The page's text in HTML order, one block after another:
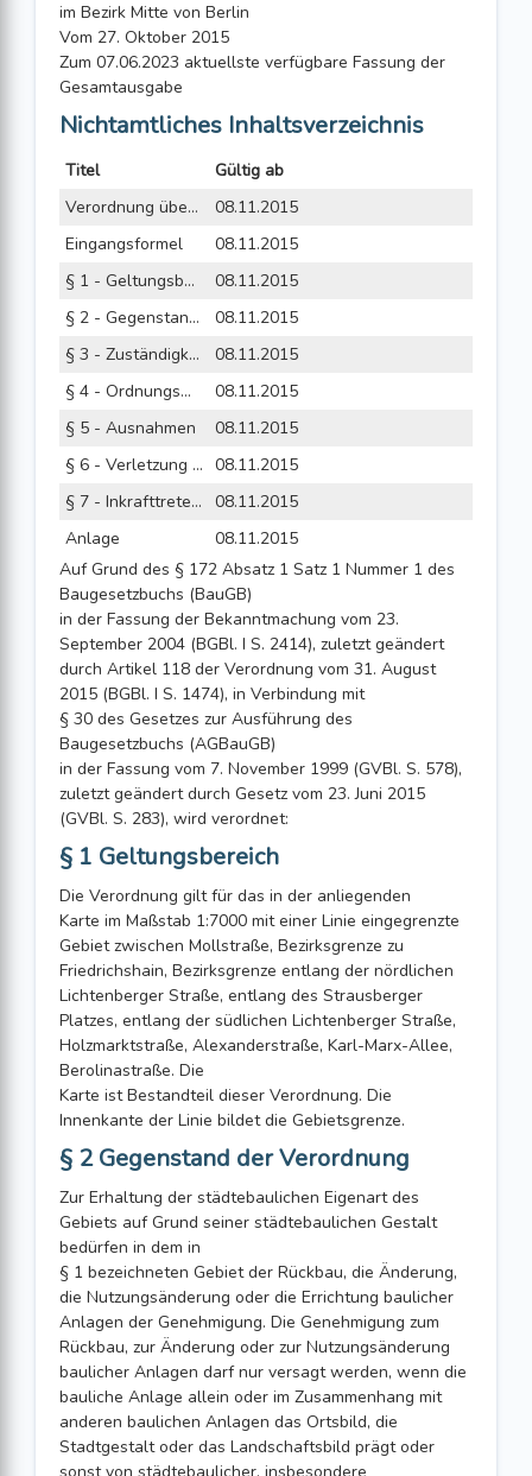
im Bezirk Mitte von Berlin
Vom 27. Oktober 2015
Zum 07.06.2023 aktuellste verfügbare Fassung der
Gesamtausgabe
Nichtamtliches Inhaltsverzeichnis
Titel
Gültig ab
Verordnung über die Erhaltung der städtebaulichen Eigenart auf Grund der städtebaulichen Gestalt für das Gebiet „Karl-Marx-Allee, II. Bauabschnitt“ im Bezirk Mitte von Berlin vom 27. Oktober 2015
08.11.2015
Eingangsformel
08.11.2015
§ 1 - Geltungsbereich
08.11.2015
§ 2 - Gegenstand der Verordnung
08.11.2015
§ 3 - Zuständigkeit
08.11.2015
§ 4 - Ordnungswidrigkeiten
08.11.2015
§ 5 - Ausnahmen
08.11.2015
§ 6 - Verletzung von Vorschriften 08.11.2015
§ 7 - Inkrafttreten, Außerkrafttreten
08.11.2015
Anlage
08.11.2015
Auf Grund des § 172 Absatz 1 Satz 1 Nummer 1 des
Baugesetzbuchs (BauGB)
in der Fassung der Bekanntmachung vom 23.
September 2004 (BGBl. I S. 2414), zuletzt geändert
durch Artikel 118 der Verordnung vom 31. August
2015 (BGBl. I S. 1474), in Verbindung mit
§ 30 des Gesetzes zur Ausführung des
Baugesetzbuchs (AGBauGB)
in der Fassung vom 7. November 1999 (GVBl. S. 578),
zuletzt geändert durch Gesetz vom 23. Juni 2015
(GVBl. S. 283), wird verordnet:
§ 1 Geltungsbereich
Die Verordnung gilt für das in der anliegenden
Karte im Maßstab 1:7000 mit einer Linie eingegrenzte
Gebiet zwischen Mollstraße, Bezirksgrenze zu
Friedrichshain, Bezirksgrenze entlang der nördlichen
Lichtenberger Straße, entlang des Strausberger
Platzes, entlang der südlichen Lichtenberger Straße,
Holzmarktstraße, Alexanderstraße, Karl-Marx-Allee,
Berolinastraße. Die
Karte ist Bestandteil dieser Verordnung. Die
Innenkante der Linie bildet die Gebietsgrenze.
§ 2 Gegenstand der Verordnung
Zur Erhaltung der städtebaulichen Eigenart des
Gebiets auf Grund seiner städtebaulichen Gestalt
bedürfen in dem in
§ 1 bezeichneten Gebiet der Rückbau, die Änderung,
die Nutzungsänderung oder die Errichtung baulicher
Anlagen der Genehmigung. Die Genehmigung zum
Rückbau, zur Änderung oder zur Nutzungsänderung
baulicher Anlagen darf nur versagt werden, wenn die
bauliche Anlage allein oder im Zusammenhang mit
anderen baulichen Anlagen das Ortsbild, die
Stadtgestalt oder das Landschaftsbild prägt oder